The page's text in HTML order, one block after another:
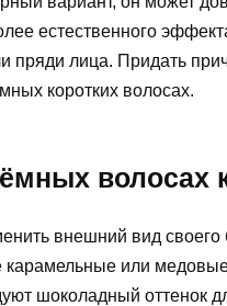
естественного
пряди лица. Придать
коротких волосах.
волосах
внешний вид
карамельные или
шоколадный оттенок